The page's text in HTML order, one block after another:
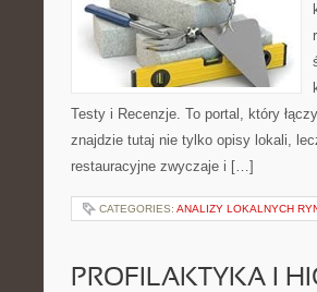
Testy i Recenzje. To portal, który
znajdzie tutaj nie tylko opisy lokali,
restauracyjne zwyczaje i […]
CATEGORIES: ANALIZY LOKALNYCH
PROFILAKTYKA I